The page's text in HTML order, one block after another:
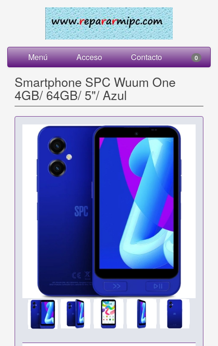
Menú Acceso Contacto 0
Smartphone SPC Wuum One
4GB/ 64GB/ 5"/ Azul